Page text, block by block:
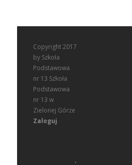
Copyright 2017
by Szkoła
Podstawowa
nr 13 Szkoła
Podstawowa
nr 13 w
Zielonej Górze
Zaloguj
,